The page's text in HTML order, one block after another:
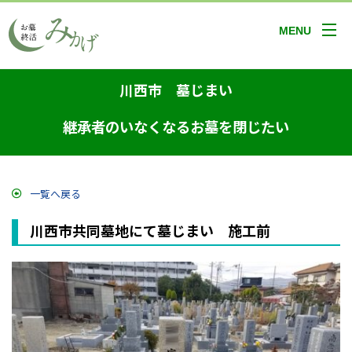
MENU
川西市 墓じまい
継承者のいなくなるお墓を閉じたい
一覧へ戻る
川西市共同墓地にて墓じまい 施工前